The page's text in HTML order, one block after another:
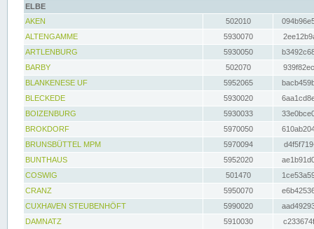
ELBE
AKEN
502010
ALTENGAMME
5930070
ARTLENBURG
5930050
BARBY
502070
BLANKENESE UF
5952065
BLECKEDE
5930020
BOIZENBURG
5930033
BROKDORF
5970050
BRUNSBÜTTEL MPM
5970094
BUNTHAUS
5952020
COSWIG
501470
CRANZ
5950070
CUXHAVEN STEUBENHÖFT
5990020
DAMNATZ
5910030